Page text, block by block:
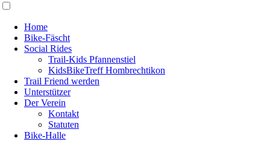
Home
Bike-Fäscht
Social Rides
Trail-Kids Pfannenstiel
KidsBikeTreff Hombrechtikon
Trail Friend werden
Unterstützer
Der Verein
Kontakt
Statuten
Bike-Halle